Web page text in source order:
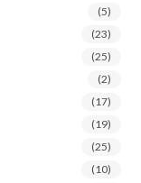
(5)
(23)
(25)
(2)
(17)
(19)
(25)
(10)